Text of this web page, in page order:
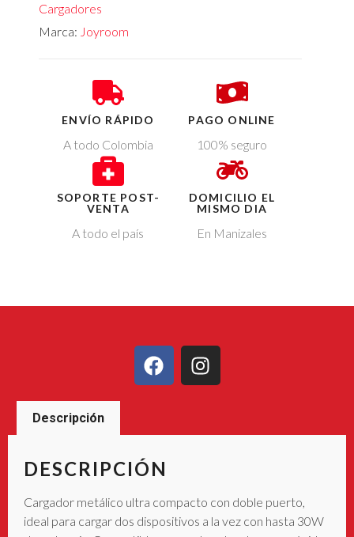
Cargadores
Marca: Joyroom
ENVÍO RÁPIDO
A todo Colombia
SOPORTE POST-
VENTA
A todo el país
PAGO ONLINE
100% seguro
DOMICILIO EL
MISMO DIA
En Manizales
Descripción
DESCRIPCIÓN
Cargador metálico ultra compacto con doble puerto,
ideal para cargar dos dispositivos a la vez con hasta 30W